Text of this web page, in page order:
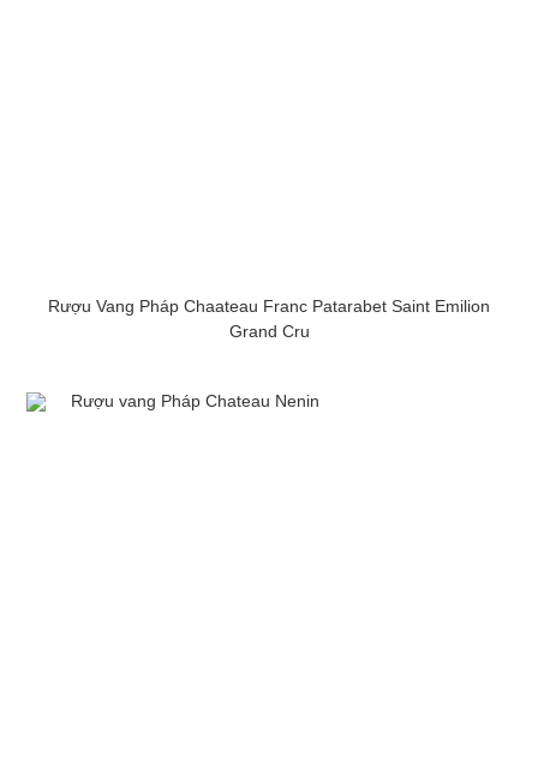
Rượu Vang Pháp Chaateau Franc Patarabet Saint Emilion
Grand Cru